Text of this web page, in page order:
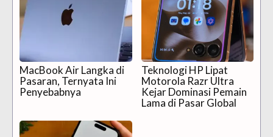
MacBook Air Langka di
Pasaran, Ternyata Ini
Penyebabnya
Teknologi HP Lipat
Motorola Razr Ultra
Kejar Dominasi Pemain
Lama di Pasar Global